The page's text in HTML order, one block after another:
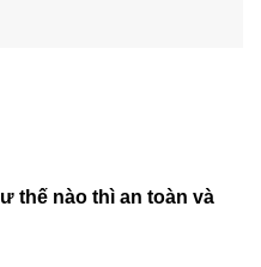
thế nào thì an toàn và